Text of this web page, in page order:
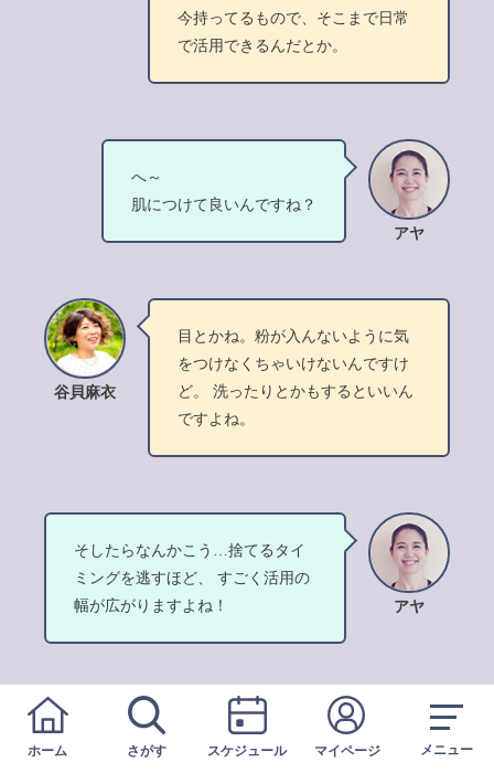
ホーム さがす スケジュール マイページ メニュー
今持ってるもので、そこまで日常
で活用できるんだとか。
アヤ
へ～
肌につけて良いんですね？
谷貝麻衣
目とかね。粉が入んないように気
をつけなくちゃいけないんですけ
ど。 洗ったりとかもするといいん
ですよね。
アヤ
そしたらなんかこう…捨てるタイ
ミングを逃すほど、 すごく活用の
幅が広がりますよね！
そうなんです！